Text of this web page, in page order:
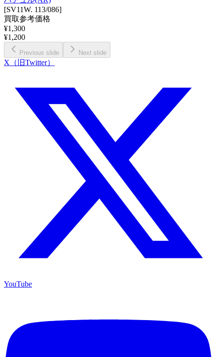
[SV11W. 113/086]
買取参考価格
¥1,300
¥1,200
Previous slide Next slide
X（旧Twitter）
YouTube